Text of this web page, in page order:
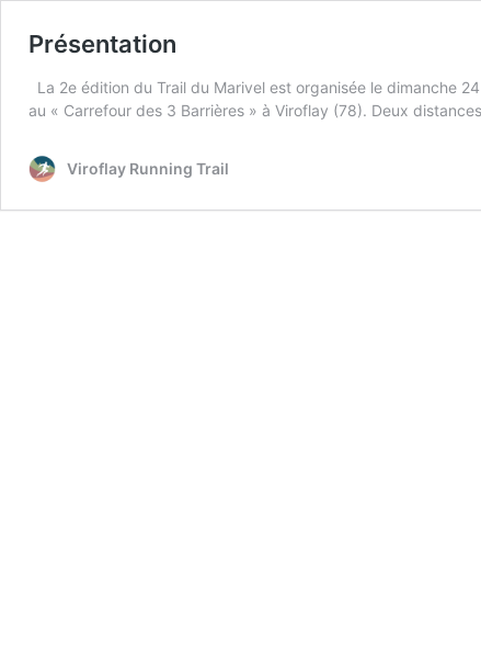
Présentation
La 2e édition du Trail du Marivel est organisée le dimanche
au « Carrefour des 3 Barrières » à Viroflay (78). Deux
Viroflay Running Trail